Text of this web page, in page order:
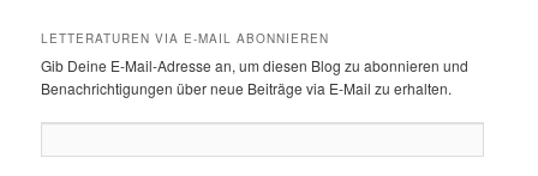
LETTERATUREN VIA E-MAIL ABONNIEREN
Gib Deine E-Mail-Adresse an, um diesen Blog zu abonnieren und
Benachrichtigungen über neue Beiträge via E-Mail zu erhalten.
Mail-